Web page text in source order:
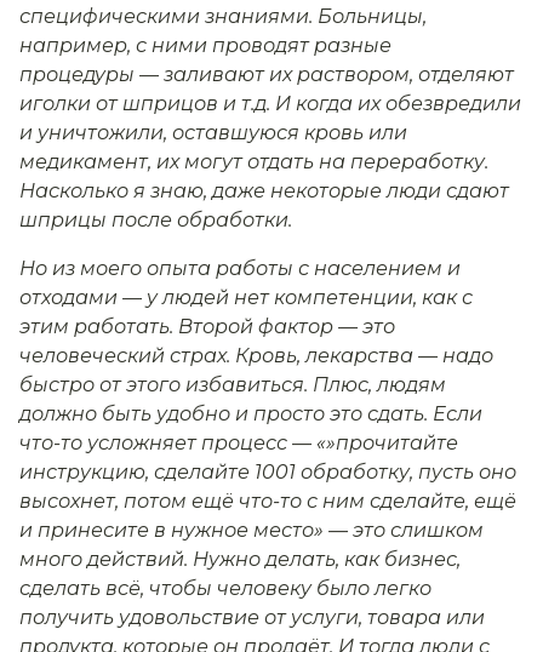
специфическими знаниями. Больницы,
например, с ними проводят разные
процедуры — заливают их раствором, отделяют
иголки от шприцов и т.д. И когда их обезвредили
и уничтожили, оставшуюся кровь или
медикамент, их могут отдать на переработку.
Насколько я знаю, даже некоторые люди сдают
шприцы после обработки.
Но из моего опыта работы с населением и
отходами — у людей нет компетенции, как с
этим работать. Второй фактор — это
человеческий страх. Кровь, лекарства — надо
быстро от этого избавиться. Плюс, людям
должно быть удобно и просто это сдать. Если
что-то усложняет процесс — «»прочитайте
инструкцию, сделайте 1001 обработку, пусть оно
высохнет, потом ещё что-то с ним сделайте, ещё
и принесите в нужное место» — это слишком
много действий. Нужно делать, как бизнес,
сделать всё, чтобы человеку было легко
получить удовольствие от услуги, товара или
продукта, которые он продаёт. И тогда люди с